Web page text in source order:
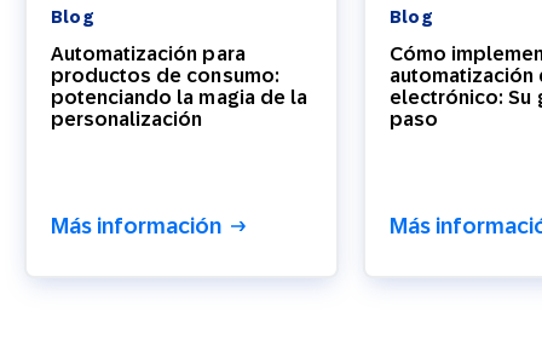
Blog
Automatización para
productos de consumo:
potenciando la magia de la
personalización
Más información
Blog
Cómo
electrónico: Su
paso
Más